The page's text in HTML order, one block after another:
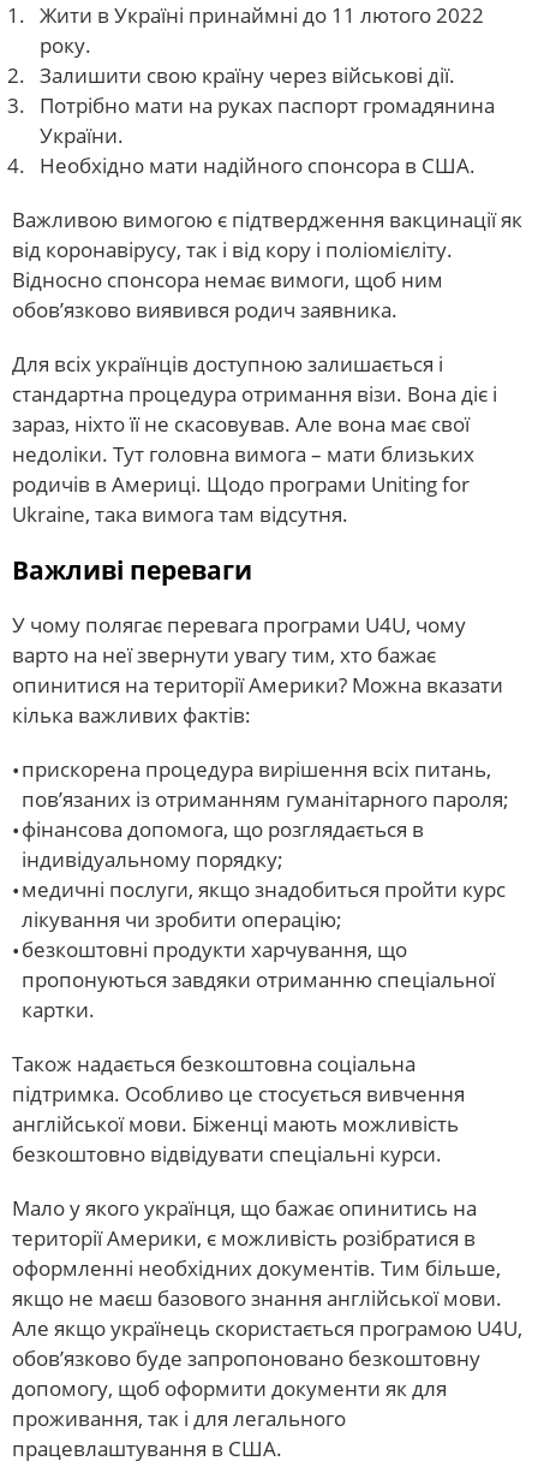
Жити в Україні принаймні до 11 лютого 2022
року.
Залишити свою країну через військові дії.
Потрібно мати на руках паспорт громадянина
України.
Необхідно мати надійного спонсора в США.
Важливою вимогою є підтвердження вакцинації як
від коронавірусу, так і від кору і поліомієліту.
Відносно спонсора немає вимоги, щоб ним
обов’язково виявився родич заявника.
Для всіх українців доступною залишається і
стандартна процедура отримання візи. Вона діє і
зараз, ніхто її не скасовував. Але вона має свої
недоліки. Тут головна вимога – мати близьких
родичів в Америці. Щодо програми Uniting for
Ukraine, така вимога там відсутня.
Важливі переваги
У чому полягає перевага програми U4U, чому
варто на неї звернути увагу тим, хто бажає
опинитися на території Америки? Можна вказати
кілька важливих фактів:
прискорена процедура вирішення всіх питань,
пов’язаних із отриманням гуманітарного пароля;
фінансова допомога, що розглядається в
індивідуальному порядку;
медичні послуги, якщо знадобиться пройти курс
лікування чи зробити операцію;
безкоштовні продукти харчування, що
пропонуються завдяки отриманню спеціальної
картки.
Також надається безкоштовна соціальна
підтримка. Особливо це стосується вивчення
англійської мови. Біженці мають можливість
безкоштовно відвідувати спеціальні курси.
Мало у якого українця, що бажає опинитись на
території Америки, є можливість розібратися в
оформленні необхідних документів. Тим більше,
якщо не маєш базового знання англійської мови.
Але якщо українець скористається програмою U4U,
обов’язково буде запропоновано безкоштовну
допомогу, щоб оформити документи як для
проживання, так і для легального
працевлаштування в США.